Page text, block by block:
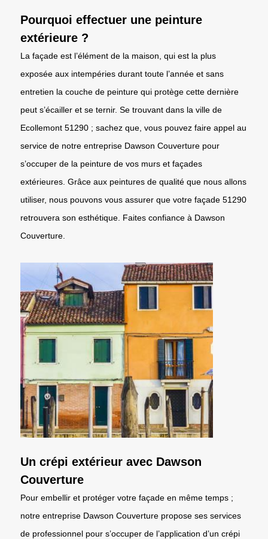
Pourquoi effectuer une peinture
extérieure ?
La façade est l’élément de la maison, qui est la plus
exposée aux intempéries durant toute l’année et sans
entretien la couche de peinture qui protège cette dernière
peut s’écailler et se ternir. Se trouvant dans la ville de
Ecollemont 51290 ; sachez que, vous pouvez faire appel au
service de notre entreprise Dawson Couverture pour
s’occuper de la peinture de vos murs et façades
extérieures. Grâce aux peintures de qualité que nous allons
utiliser, nous pouvons vous assurer que votre façade 51290
retrouvera son esthétique. Faites confiance à Dawson
Couverture.
Un crépi extérieur avec Dawson
Couverture
Pour embellir et protéger votre façade en même temps ;
notre entreprise Dawson Couverture propose ses services
de professionnel pour s’occuper de l’application d’un crépi